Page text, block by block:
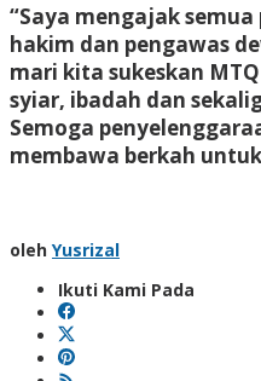
“Saya mengajak
hakim dan pengawas
mari kita sukeskan
syiar, ibadah dan
Semoga
membawa berkah
oleh Yusrizal
Ikuti Kami Pada